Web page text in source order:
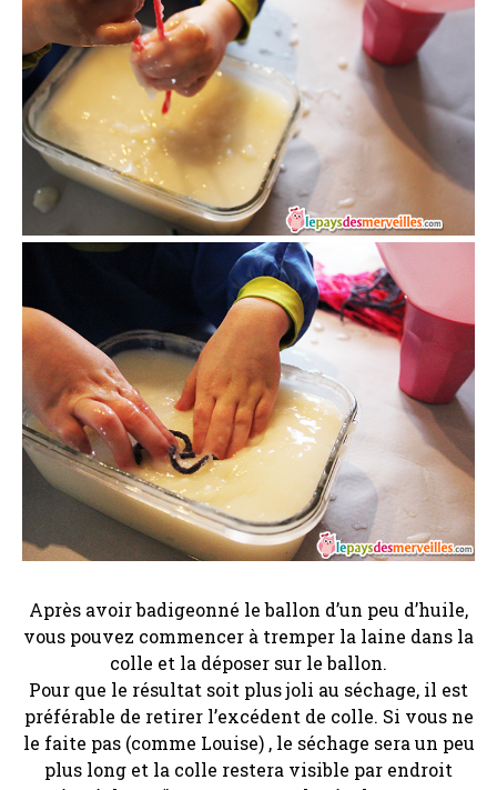
Après avoir badigeonné le ballon d’un peu d’huile,
vous pouvez commencer à tremper la laine dans la
colle et la déposer sur le ballon.
Pour que le résultat soit plus joli au séchage, il est
préférable de retirer l’excédent de colle. Si vous ne
le faite pas (comme Louise) , le séchage sera un peu
plus long et la colle restera visible par endroit